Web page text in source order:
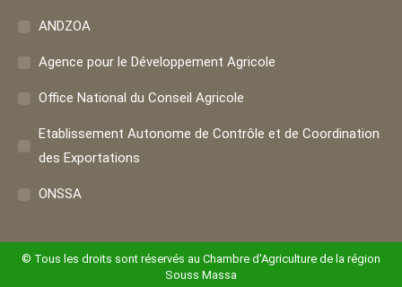
ANDZOA
Agence pour le Développement Agricole
Office National du Conseil Agricole
Etablissement Autonome de Contrôle et de Coordination
des Exportations
ONSSA
© Tous les droits sont réservés au Chambre d'Agriculture de la région
Souss Massa